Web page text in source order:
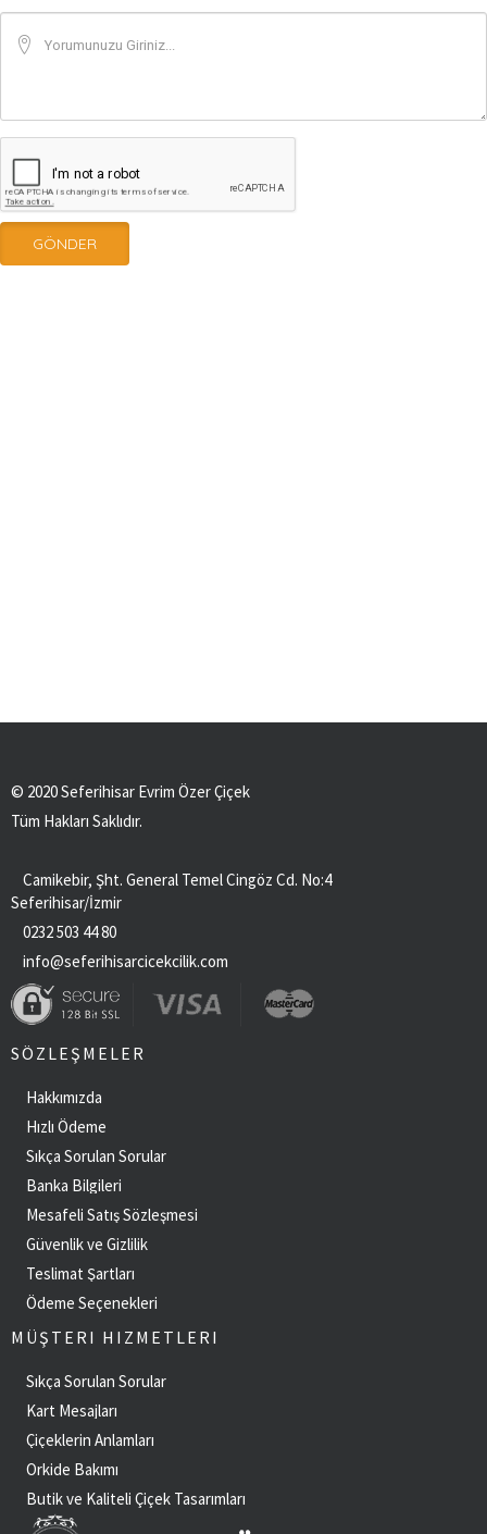
© 2020 Seferihisar Evrim Özer Çiçek
Tüm Hakları Saklıdır.
Camikebir, Şht. General Temel Cingöz Cd. No:4
Seferihisar/İzmir
0232 503 44 80
info@seferihisarcicekcilik.com
SÖZLEŞMELER
Hakkımızda
Hızlı Ödeme
Sıkça Sorulan Sorular
Banka Bilgileri
Mesafeli Satış Sözleşmesi
Güvenlik ve Gizlilik
Teslimat Şartları
Ödeme Seçenekleri
MÜŞTERI HIZMETLERI
Sıkça Sorulan Sorular
Kart Mesajları
Çiçeklerin Anlamları
Orkide Bakımı
Butik ve Kaliteli Çiçek Tasarımları